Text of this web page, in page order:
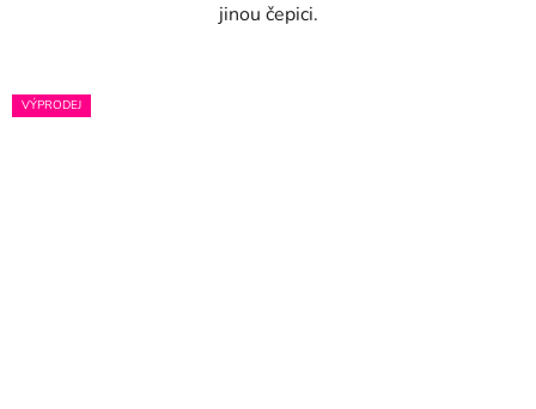
jinou čepici.
VÝPRODEJ